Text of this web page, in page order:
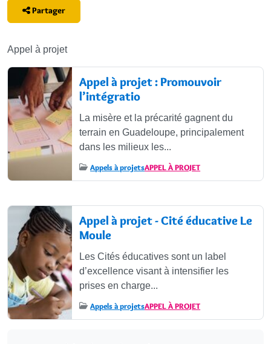
Partager
Appel à projet
Articles
Appel à projet : Promouvoir
l’intégratio
La misère et la précarité gagnent du
terrain en Guadeloupe, principalement
dans les milieux les...
Appels à projetsAPPEL À PROJET
Appel à projet - Cité éducative Le
Moule
Les Cités éducatives sont un label
d’excellence visant à intensifier les
prises en charge...
Appels à projetsAPPEL À PROJET